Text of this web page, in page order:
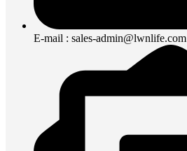
E-mail : sales-admin@lwnlife.com